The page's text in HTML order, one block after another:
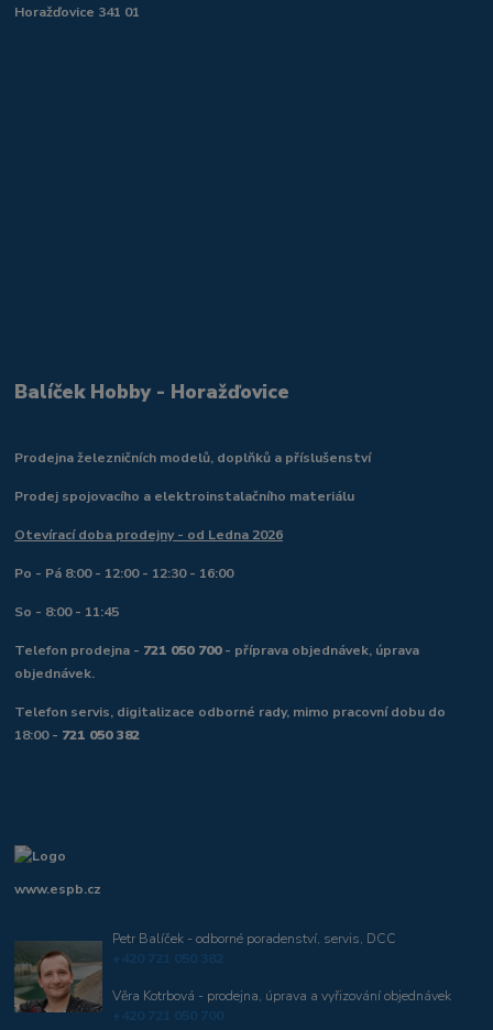
Horažďovice 341 01
Balíček Hobby - Horažďovice
Prodejna železničních modelů, doplňků a příslušenství
Prodej spojovacího a elektroinstalačního materiálu
Otevírací doba prodejny - od Ledna 2026
Po - Pá 8:00 - 12:00 - 12:30 - 16:00
So - 8:00 - 11:45
Telefon prodejna - 721 050 700- příprava objednávek, úprava
objednávek.
Telefon servis, digitalizace odborné rady, mimo pracovní dobu do
18:00 - 721 050 382
www.espb.cz
Petr Balíček - odborné poradenství, servis, DCC
+420 721 050 382
Věra Kotrbová - prodejna, úprava a vyřizování objednávek
+420 721 050 700